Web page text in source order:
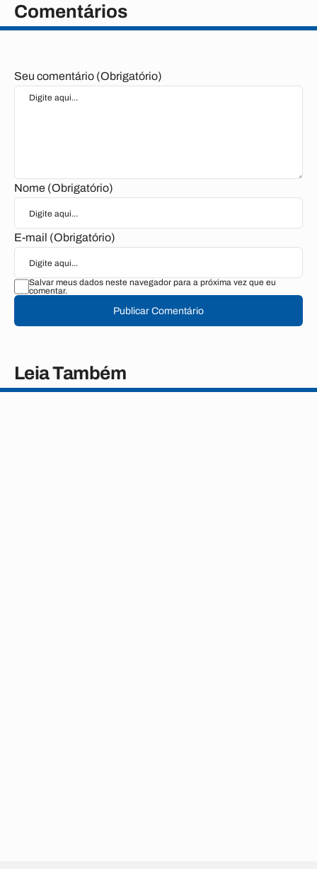
Comentários
Seu comentário (Obrigatório)
Nome (Obrigatório)
E-mail (Obrigatório)
Salvar meus dados neste navegador para a próxima vez que eu
comentar.
Publicar Comentário
Leia Também